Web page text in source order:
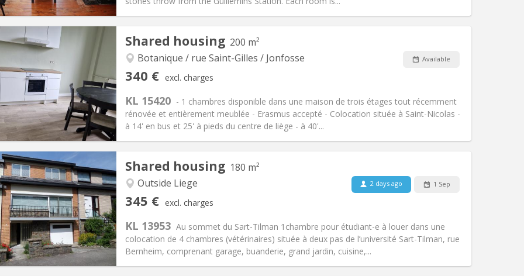
Info
70 €
12 months, 11 months, 10
5-6 months, summer
With conditions
Arrangement
Kitchen:Shared kitchen
125 m
Private rooms:4
Other
Smoking:
Shared housing 200 m²
Botanique / rue Saint-Gilles / Jonfosse
340 € excl. charges
Available
KL 15420 - 1 chambres disponible dans une maison de trois étages tout récemment
rénovée et entièrement meublée - Erasmus accepté - Colocation située à Saint-Nicolas -
à 14' en bus et 25' à pieds du centre de liège - à 40'...
Info
€
50 €
12 months
No
Arrangement
Bathroom:Shared bathroom
Shared kitchen
Surface:200 m2
Private rooms:6
Other
Access for disabled: No
Shared housing 180 m²
Outside Liege
345 € excl. charges
2 days ago 1 Sep
KL 13953 Au sommet du Sart-Tilman 1chambre pour étudiant-e à louer dans une
colocation de 4 chambres (vétérinaires) située à deux pas de l’université Sart-Tilman, rue
Bernheim, comprenant garage, buanderie, grand jardin, cuisine,...